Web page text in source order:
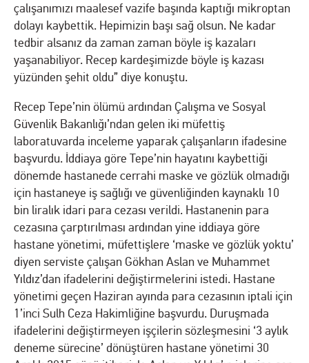
çalışanımızı maalesef vazife başında kaptığı mikroptan
dolayı kaybettik. Hepimizin başı sağ olsun. Ne kadar
tedbir alsanız da zaman zaman böyle iş kazaları
yaşanabiliyor. Recep kardeşimizde böyle iş kazası
yüzünden şehit oldu” diye konuştu.
Recep Tepe’nin ölümü ardından Çalışma ve Sosyal
Güvenlik Bakanlığı’ndan gelen iki müfettiş
laboratuvarda inceleme yaparak çalışanların ifadesine
başvurdu. İddiaya göre Tepe’nin hayatını kaybettiği
dönemde hastanede cerrahi maske ve gözlük olmadığı
için hastaneye iş sağlığı ve güvenliğinden kaynaklı 10
bin liralık idari para cezası verildi. Hastanenin para
cezasına çarptırılması ardından yine iddiaya göre
hastane yönetimi, müfettişlere ‘maske ve gözlük yoktu’
diyen serviste çalışan Gökhan Aslan ve Muhammet
Yıldız’dan ifadelerini değiştirmelerini istedi. Hastane
yönetimi geçen Haziran ayında para cezasının iptali için
1’inci Sulh Ceza Hakimliğine başvurdu. Duruşmada
ifadelerini değiştirmeyen işçilerin sözleşmesini ‘3 aylık
deneme sürecine’ dönüştüren hastane yönetimi 30